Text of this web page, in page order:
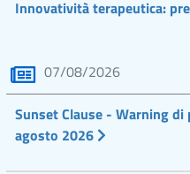
Innovatività terapeutica:
07/08/2026
Sunset Clause - Warning di
agosto 2026